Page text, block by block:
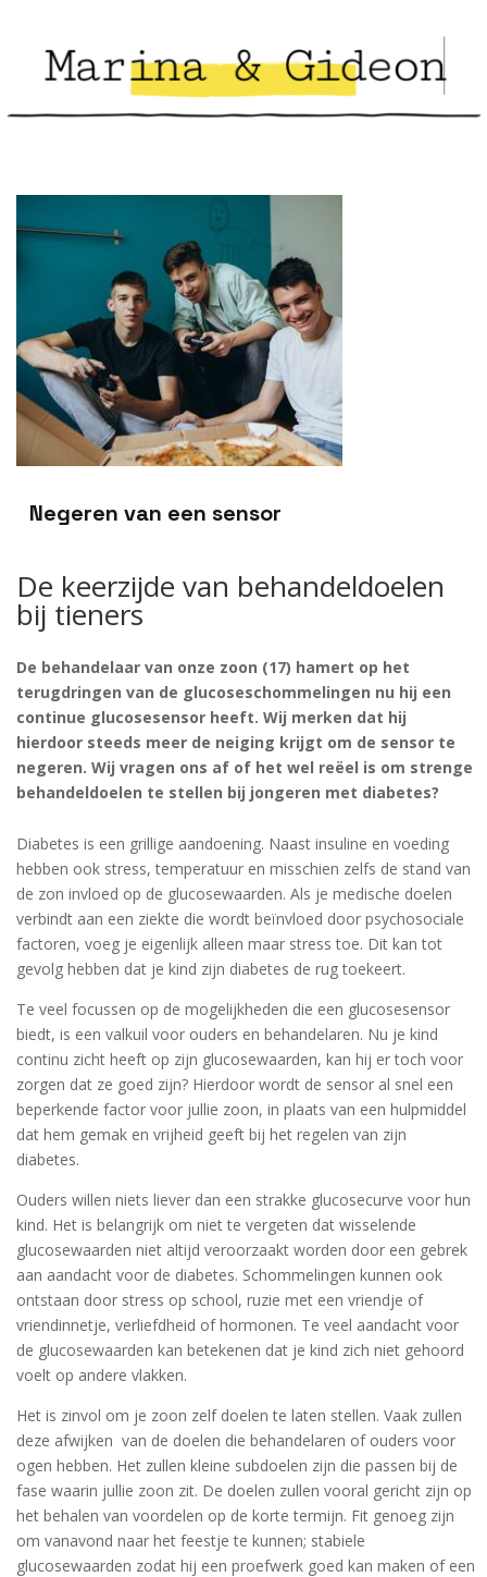
Negeren van een sensor
De keerzijde van behandeldoelen
bij tieners
De behandelaar van onze zoon (17) hamert op het
terugdringen van de glucoseschommelingen nu hij een
continue glucosesensor heeft. Wij merken dat hij
hierdoor steeds meer de neiging krijgt om de sensor te
negeren. Wij vragen ons af of het wel reëel is om strenge
behandeldoelen te stellen bij jongeren met diabetes?
Diabetes is een grillige aandoening. Naast insuline en voeding
hebben ook stress, temperatuur en misschien zelfs de stand van
de zon invloed op de glucosewaarden. Als je medische doelen
verbindt aan een ziekte die wordt beïnvloed door psychosociale
factoren, voeg je eigenlijk alleen maar stress toe. Dit kan tot
gevolg hebben dat je kind zijn diabetes de rug toekeert.
Te veel focussen op de mogelijkheden die een glucosesensor
biedt, is een valkuil voor ouders en behandelaren. Nu je kind
continu zicht heeft op zijn glucosewaarden, kan hij er toch voor
zorgen dat ze goed zijn? Hierdoor wordt de sensor al snel een
beperkende factor voor jullie zoon, in plaats van een hulpmiddel
dat hem gemak en vrijheid geeft bij het regelen van zijn
diabetes.
Ouders willen niets liever dan een strakke glucosecurve voor hun
kind. Het is belangrijk om niet te vergeten dat wisselende
glucosewaarden niet altijd veroorzaakt worden door een gebrek
aan aandacht voor de diabetes. Schommelingen kunnen ook
ontstaan door stress op school, ruzie met een vriendje of
vriendinnetje, verliefdheid of hormonen. Te veel aandacht voor
de glucosewaarden kan betekenen dat je kind zich niet gehoord
voelt op andere vlakken.
Het is zinvol om je zoon zelf doelen te laten stellen. Vaak zullen
deze afwijken van de doelen die behandelaren of ouders voor
ogen hebben. Het zullen kleine subdoelen zijn die passen bij de
fase waarin jullie zoon zit. De doelen zullen vooral gericht zijn op
het behalen van voordelen op de korte termijn. Fit genoeg zijn
om vanavond naar het feestje te kunnen; stabiele
glucosewaarden zodat hij een proefwerk goed kan maken of een